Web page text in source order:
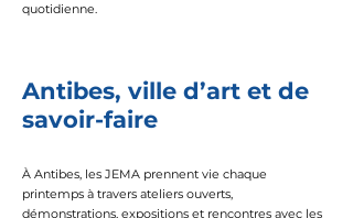
quotidienne.
Antibes, ville d’art et de
savoir-faire
À Antibes, les JEMA prennent vie chaque
printemps à travers ateliers ouverts,
démonstrations, expositions et rencontres avec les